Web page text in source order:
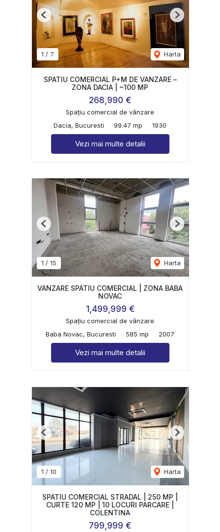
1 / 7 Harta
Previous Next
SPATIU COMERCIAL P+M DE VANZARE –
ZONA DACIA | ~100 MP
268,990 €
Spațiu comercial de vânzare
Dacia, Bucuresti
99.47 mp 1930
Vezi mai multe detalii
1 / 15 Harta
Previous Next
VANZARE SPATIU COMERCIAL | ZONA BABA
NOVAC
1,499,999 €
Spațiu comercial de vânzare
Baba Novac, Bucuresti
585 mp 2007
Vezi mai multe detalii
1 / 10 Harta
Previous Next
SPATIU COMERCIAL STRADAL | 250 MP |
CURTE 120 MP | 10 LOCURI PARCARE |
COLENTINA
799,999 €